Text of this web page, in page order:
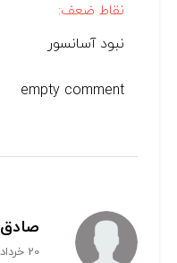
نقاط ضعف:
نبود آسانسور
empty comment
صادق
20 خرداد 1404